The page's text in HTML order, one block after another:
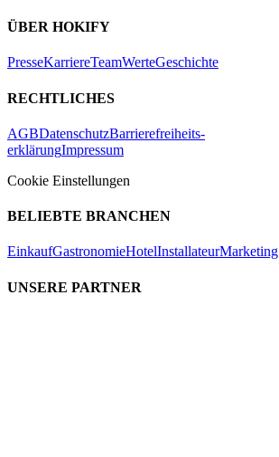
ÜBER HOKIFY
PresseKarriereTeamWerteGeschichte
RECHTLICHES
AGBDatenschutzBarrierefreiheits-
erklärungImpressum
Cookie Einstellungen
BELIEBTE BRANCHEN
EinkaufGastronomieHotelInstallateurMarketing
UNSERE PARTNER